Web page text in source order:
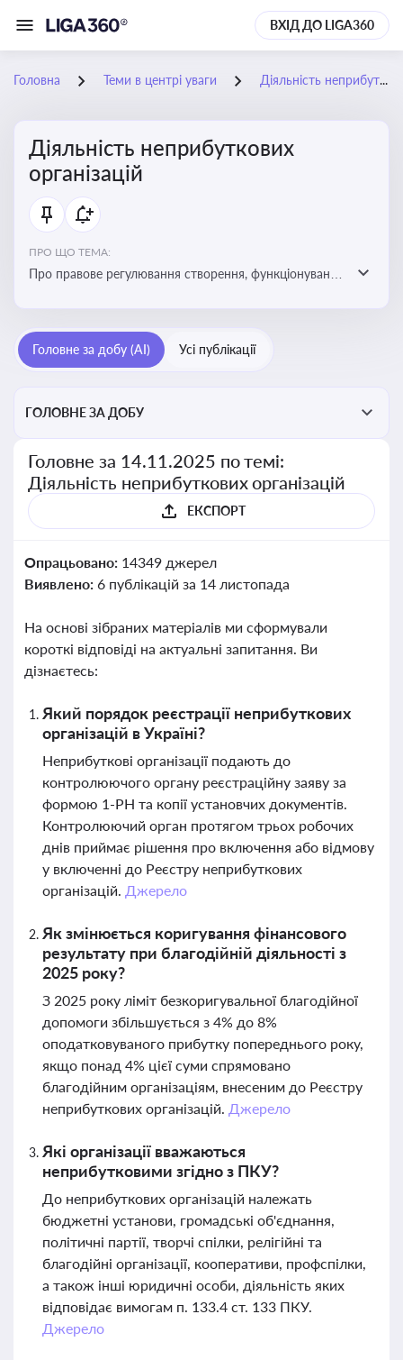
ВХІД ДО LIGA360
Головна Теми в центрі уваги Діяльність неприбуткових організацій
Діяльність неприбуткових
організацій
ПРО ЩО ТЕМА:
Про правове регулювання створення, функціонування
Головне за добу (AI) Усі публікації
ГОЛОВНЕ ЗА ДОБУ
Головне за 14.11.2025 по темі:
Діяльність неприбуткових організацій
ЕКСПОРТ
Опрацьовано: 14349 джерел
Виявлено: 6 публікацій за 14 листопада
На основі зібраних матеріалів ми сформували
короткі відповіді на актуальні запитання. Ви
дізнаєтесь:
Який порядок реєстрації неприбуткових
організацій в Україні?
Неприбуткові організації подають до
контролюючого органу реєстраційну заяву за
формою 1-РН та копії установчих документів.
Контролюючий орган протягом трьох робочих
днів приймає рішення про включення або відмову
у включенні до Реєстру неприбуткових
організацій. Джерело
Як змінюється коригування фінансового
результату при благодійній діяльності з
2025 року?
З 2025 року ліміт безкоригувальної благодійної
допомоги збільшується з 4% до 8%
оподатковуваного прибутку попереднього року,
якщо понад 4% цієї суми спрямовано
благодійним організаціям, внесеним до Реєстру
неприбуткових організацій. Джерело
Які організації вважаються
неприбутковими згідно з ПКУ?
До неприбуткових організацій належать
бюджетні установи, громадські об'єднання,
політичні партії, творчі спілки, релігійні та
благодійні організації, кооперативи, профспілки,
а також інші юридичні особи, діяльність яких
відповідає вимогам п. 133.4 ст. 133 ПКУ.
Джерело